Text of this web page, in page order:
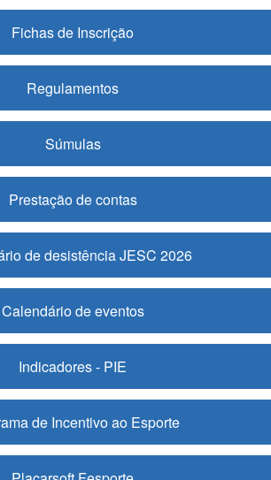
Fichas de Inscrição
Regulamentos
Súmulas
Prestação de contas
de desistência JESC 2026
Calendário de eventos
Indicadores - PIE
de Incentivo ao Esporte